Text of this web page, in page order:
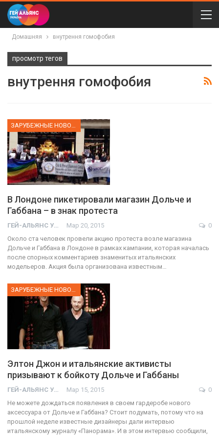
Домашняя внутрення гомофобия
просмотр тегов
внутрення гомофобия
В Лондоне пикетировали магазин Дольче и
Габбана – в знак протеста
ГЕЙ-АЛЬЯНС УКРАИНА Мар 20, 2015
0
Около ста человек провели акцию протеста возле магазина
Дольче и Габбана в Лондоне в рамках кампании, которая началась
после спорных комментариев знаменитых итальянских
модельеров. Акция была организована известным…
ЗАРУБЕЖНЫЕ НОВОСТИ
Элтон Джон и итальянские активисты
призывают к бойкоту Дольче и Габбаны
ГЕЙ-АЛЬЯНС УКРАИНА Мар 15, 2015
0
Не можете дождаться появления в своем гардеробе нового
аксессуара от Дольче и Габбана? Стоит подумать, потому что на
прошлой неделе известные дизайнеры дали интервью
итальянскому журналу «Панорама». И в этом интервью сообщили,